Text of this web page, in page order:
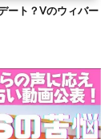
ート？Vのウィバー